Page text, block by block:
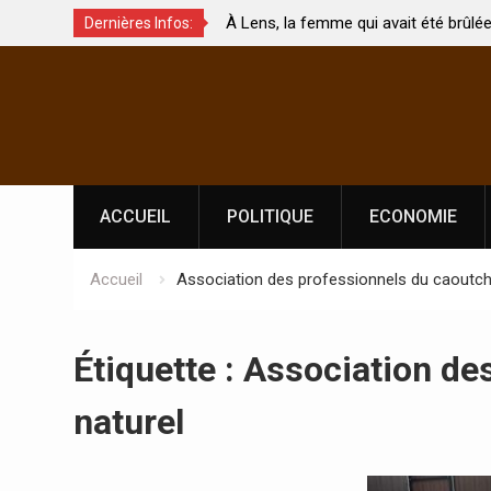
Dernières Infos:
touchés ?
À Lens, la femme qui avait été brûlée avec son
par son mari est morte
ACCUEIL POLITIQUE ECONOMIE
Accueil Association des professionnels du
Étiquette : Association
naturel